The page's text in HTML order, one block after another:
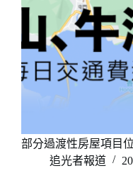
部分過渡性房屋項目
追光者報道